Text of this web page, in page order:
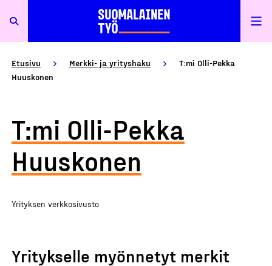
Etusivu Merkki- ja yrityshaku
T:mi Olli-Pekka
Huuskonen
T:mi Olli-Pekka
Huuskonen
Yrityksen verkkosivusto
Yritykselle myönnetyt merkit